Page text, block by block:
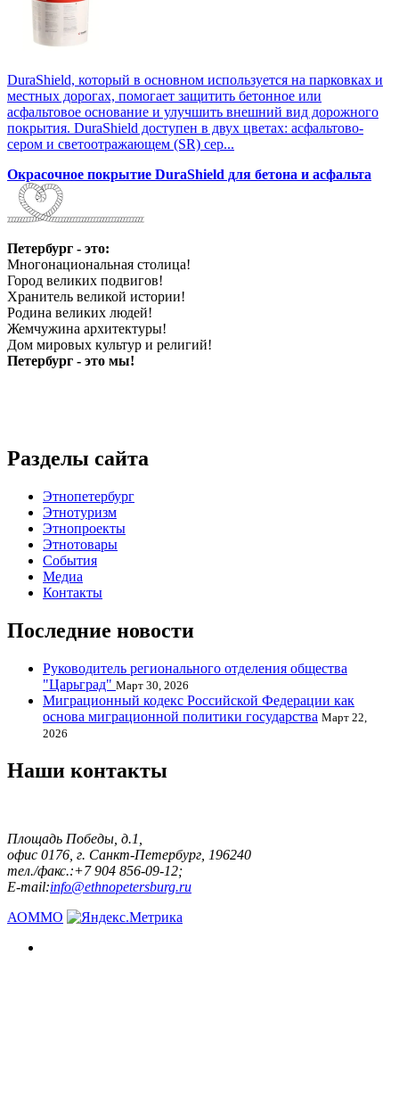
DuraShield, который в основном используется на парковках и
местных дорогах, помогает защитить бетонное или
асфальтовое основание и улучшить внешний вид дорожного
покрытия. DuraShield доступен в двух цветах: асфальтово-
сером и светоотражающем (SR) сер...
Окрасочное покрытие DuraShield для бетона и асфальта
Петербург - это:
Многонациональная столица!
Город великих подвигов!
Хранитель великой истории!
Родина великих людей!
Жемчужина архитектуры!
Дом мировых культур и религий!
Петербург - это мы!
Разделы сайта
Этнопетербург
Этнотуризм
Этнопроекты
Этнотовары
События
Медиа
Контакты
Последние новости
Руководитель регионального отделения общества
"Царьград" Март 30, 2026
Миграционный кодекс Российской Федерации как
основа миграционной политики государства Март 22,
2026
Наши контакты
Площадь Победы, д.1,
офис 0176, г. Санкт-Петербург, 196240
тел./факс.:+7 904 856-09-12;
E-mail:info@ethnopetersburg.ru
АОММО